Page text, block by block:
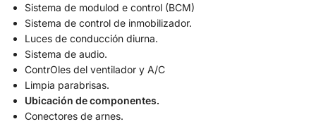
Sistema de modulod e control (BCM)
Sistema de control de inmobilizador.
Luces de conducción diurna.
Sistema de audio.
ContrOles del ventilador y A/C
Limpia parabrisas.
Ubicación de componentes.
Conectores de arnes.